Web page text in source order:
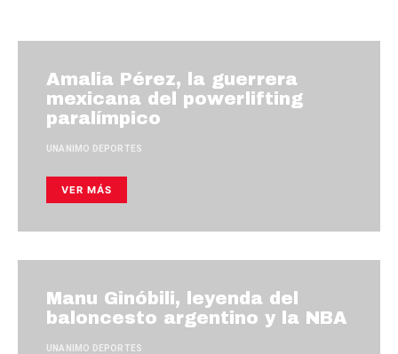
Amalia Pérez, la guerrera
mexicana del powerlifting
paralímpico
UNANIMO DEPORTES
VER MÁS
Manu Ginóbili, leyenda del
baloncesto argentino y la NBA
UNANIMO DEPORTES